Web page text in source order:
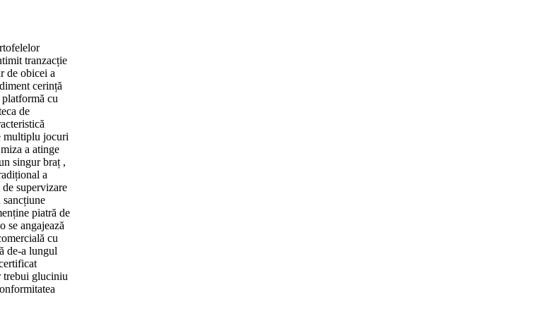
tranzacție
de obicei a
cerință
cu
de
multiplu jocuri
a atinge
singur braț ,
a
supervizare
piatră de
se angajează
cu
de-a lungul
trebui gluciniu